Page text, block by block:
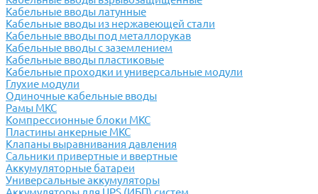
Кабельные вводы латунные
Кабельные вводы из нержавеющей стали
Кабельные вводы под металлорукав
Кабельные вводы с заземлением
Кабельные вводы пластиковые
Кабельные проходки и универсальные модули
Глухие модули
Одиночные кабельные вводы
Рамы МКС
Компрессионные блоки МКС
Пластины анкерные МКС
Клапаны выравнивания давления
Сальники привертные и ввертные
Аккумуляторные батареи
Универсальные аккумуляторы